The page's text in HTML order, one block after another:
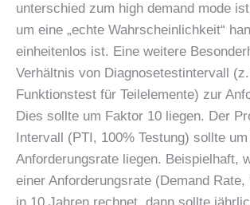
unterschied zum high demand mode
um eine „echte Wahrscheinlichkeit“
einheitenlos ist. Eine weitere
Verhältnis von Diagnosetestintervall
Funktionstest für Teilelemente) zur
Dies sollte um Faktor 10 liegen. Der
Intervall (PTI, 100% Testung) sollte
Anforderungsrate liegen. Beispielhaft,
einer Anforderungsrate (Demand